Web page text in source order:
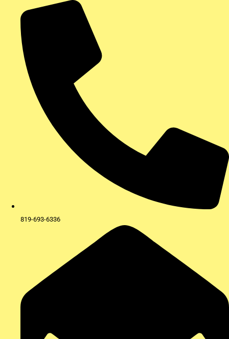
contenu
819-693-6336